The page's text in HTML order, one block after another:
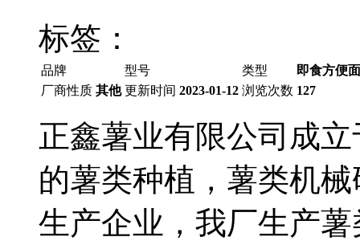
标签：
品牌 型号 类型
即食方便
厂商性质 其他 更新时间 2023-01-12 浏览次数 127
正鑫薯业有限公司成
的薯类种植，薯类机
生产企业，我厂生产